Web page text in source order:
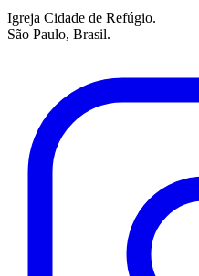
Igreja Cidade de Refúgio.
São Paulo, Brasil.